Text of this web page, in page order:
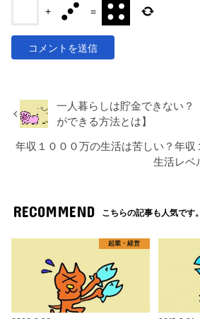
+ =
一人暮らしは貯金できない？
ができる方法とは】
年収１０００万の生活は苦しい？年収
生活レベ
RECOMMEND こちらの記事も人気です。
起業・経営